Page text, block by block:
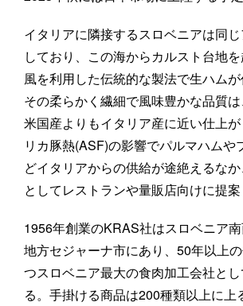
イタリアに隣接するスロベニアは同
しており、この海からカルスト台地
風を利用した伝統的な製法で生ハムが
その柔らかく繊細で風味豊かな品質
米国産よりもイタリア産に近い仕上
リカ豚熱(ASF)の影響でパルマハムや
どイタリアからの供給が途絶えるな
としてレストランや量販店向けに提案
1956年創業のKRAS社はスロベニア
地方セジャーナ市にあり、50年以上
つスロベニア最大の食肉加工会社と
る。手掛ける商品は200種類以上に上